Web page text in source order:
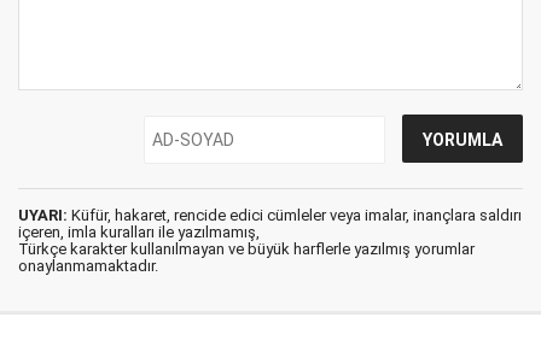
UYARI: Küfür, hakaret, rencide edici cümleler veya imalar, inançlara saldırı
içeren, imla kuralları ile yazılmamış,
Türkçe karakter kullanılmayan ve büyük harflerle yazılmış yorumlar
onaylanmamaktadır.